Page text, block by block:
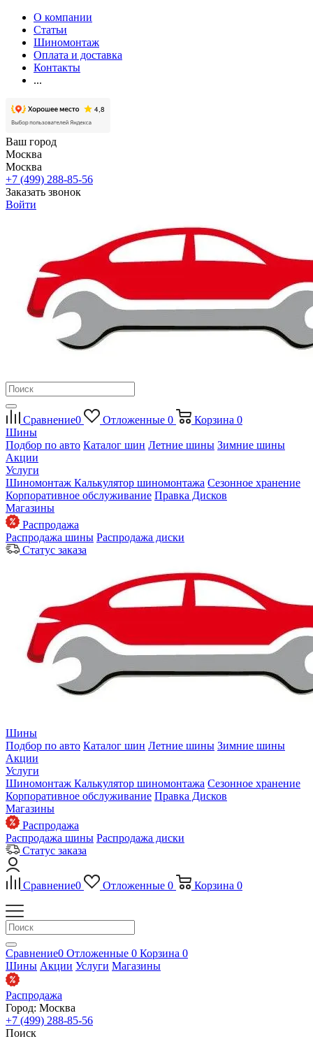
О компании
Статьи
Шиномонтаж
Оплата и доставка
Контакты
...
Ваш город
Москва
Москва
+7 (499) 288-85-56
Заказать звонок
Войти
Сравнение0 Отложенные 0 Корзина 0
Шины
Подбор по авто Каталог шин Летние шины Зимние шины
Акции
Услуги
Шиномонтаж Калькулятор шиномонтажа Сезонное хранение
Корпоративное обслуживание Правка Дисков
Магазины
Распродажа
Распродажа шины Распродажа диски
Статус заказа
Шины
Подбор по авто Каталог шин Летние шины Зимние шины
Акции
Услуги
Шиномонтаж Калькулятор шиномонтажа Сезонное хранение
Корпоративное обслуживание Правка Дисков
Магазины
Распродажа
Распродажа шины Распродажа диски
Статус заказа
Сравнение0 Отложенные 0 Корзина 0
Сравнение0 Отложенные 0 Корзина 0
Шины Акции Услуги Магазины
Распродажа
Город: Москва
+7 (499) 288-85-56
Поиск